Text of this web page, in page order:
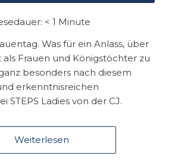
< 1 Minute
Was für ein Anlass, über
Frauen und Königstöchter zu
besonders nach diesem
erkenntnisreichen
STEPS Ladies von der CJ.
Weiterlesen